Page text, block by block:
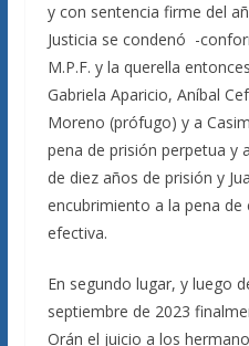
y con sentencia firme del
Justicia se condenó -
M.P.F. y la querella
Gabriela Aparicio, Aníbal
Moreno (prófugo) y a
pena de prisión perpetua y
de diez años de prisión y
encubrimiento a la pena
efectiva.
En segundo lugar, y luego
septiembre de 2023
Orán el juicio a los